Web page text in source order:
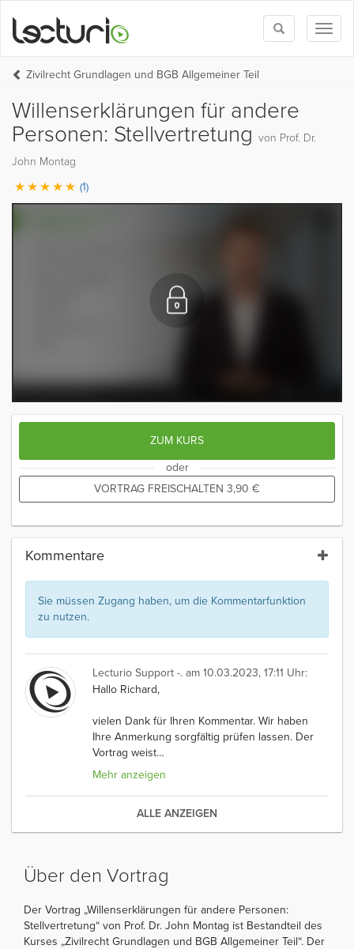
Toggle
search
Zivilrecht Grundlagen und BGB Allgemeiner Teil
Willenserklärungen für andere
Personen: Stellvertretung von Prof. Dr.
John Montag
(1)
ZUM KURS
oder
VORTRAG FREISCHALTEN 3,90 €
Kommentare
Sie müssen Zugang haben, um die Kommentarfunktion
zu nutzen.
Lecturio Support -. am 10.03.2023, 17:11 Uhr:
Hallo Richard,
vielen Dank für Ihren Kommentar. Wir haben
Ihre Anmerkung sorgfältig prüfen lassen. Der
Vortrag weist…
Mehr anzeigen
ALLE ANZEIGEN
Über den Vortrag
Der Vortrag „Willenserklärungen für andere Personen:
Stellvertretung“ von Prof. Dr. John Montag ist Bestandteil des
Kurses „Zivilrecht Grundlagen und BGB Allgemeiner Teil“. Der